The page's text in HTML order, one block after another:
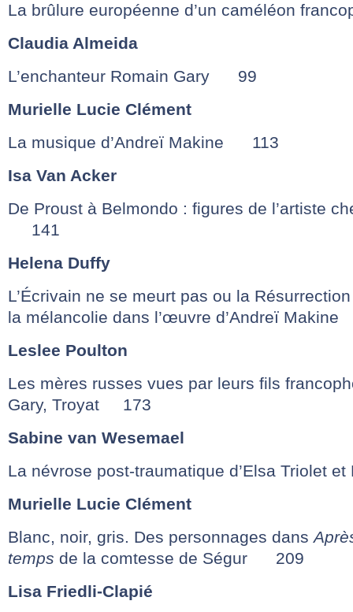
La brûlure européenne d’un caméléon
Claudia Almeida
L’enchanteur Romain Gary 99
Murielle Lucie Clément
La musique d’Andreï Makine 113
Isa Van Acker
De Proust à Belmondo : figures de l’artiste
141
Helena Duffy
L’Écrivain ne se meurt pas ou la
la mélancolie dans l’œuvre d’Andreï
Leslee Poulton
Les mères russes vues par leurs fils
Gary, Troyat 173
Sabine van Wesemael
La névrose post-traumatique d’Elsa Triolet
Murielle Lucie Clément
Blanc, noir, gris. Des personnages dans
temps de la comtesse de Ségur 209
Lisa Friedli-Clapié